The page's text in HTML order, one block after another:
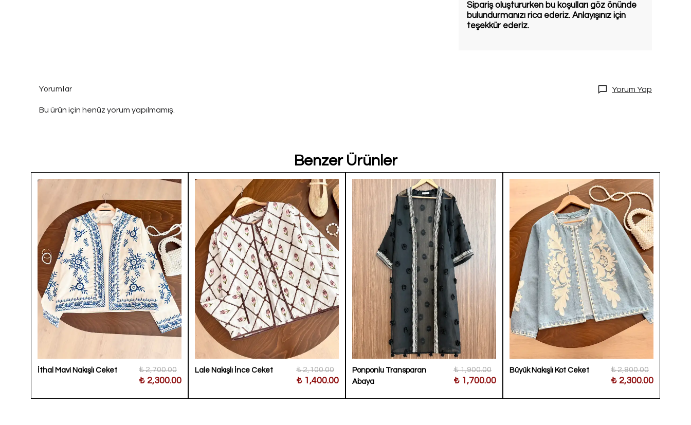
Sipariş oluştururken bu koşulları göz önünde
bulundurmanızı rica ederiz. Anlayışınız için
teşekkür ederiz.
Yorumlar Yorum Yap
Bu ürün için henüz yorum yapılmamış.
Benzer Ürünler
İthal Mavi Nakışlı Ceket ₺ 2,700.00
₺ 2,300.00
Lale Nakışlı İnce Ceket ₺ 2,100.00
₺ 1,400.00
Ponponlu Transparan
Abaya
₺ 1,900.00
₺ 1,700.00
Büyük Nakışlı Kot Ceket ₺ 2,800.00
₺ 2,300.00